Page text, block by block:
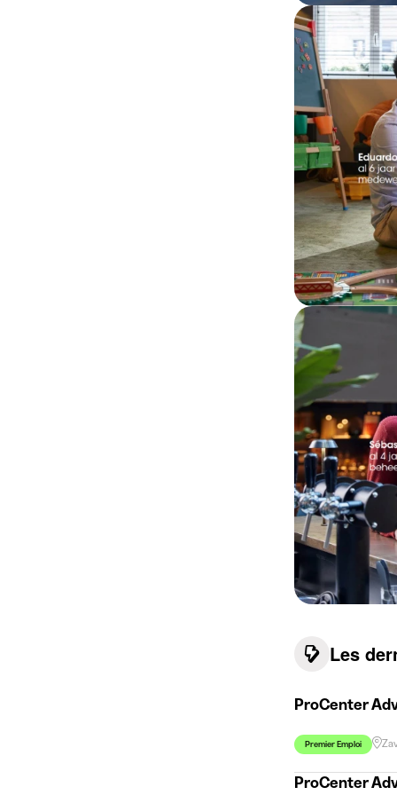
Les
ProCenter
Premier Emploi
ProCenter